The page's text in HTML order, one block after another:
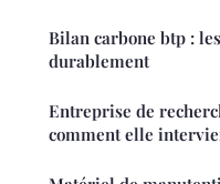
Bilan carbone btp :
durablement
Entreprise de
comment elle